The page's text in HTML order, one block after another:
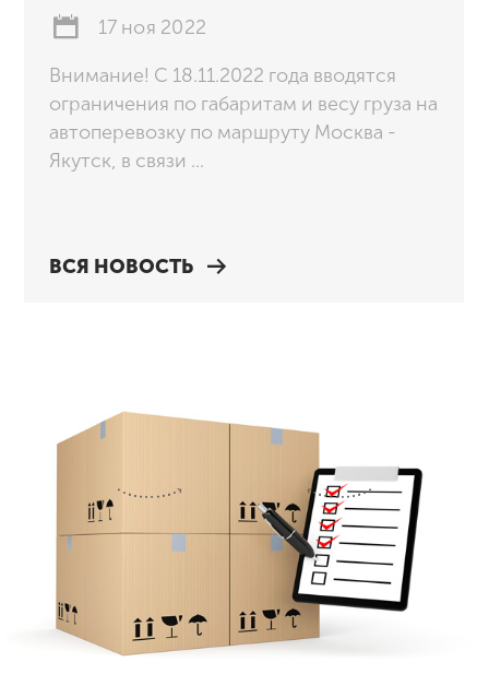
17 ноя 2022
Внимание! С 18.11.2022 года вводятся
ограничения по габаритам и весу груза на
автоперевозку по маршруту Москва -
Якутск, в связи ...
ВСЯ НОВОСТЬ